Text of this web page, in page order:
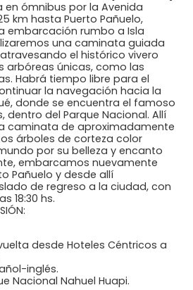
en ómnibus por la Avenida
km hasta Puerto Pañuelo,
embarcación rumbo a Isla
una caminata guiada
el histórico vivero
arbóreas únicas, como las
Habrá tiempo libre para el
la navegación hacia la
donde se encuentra el famoso
dentro del Parque Nacional. Allí
caminata de aproximadamente
árboles de corteza color
por su belleza y encanto
embarcamos nuevamente
Pañuelo y desde allí
de regreso a la ciudad, con
18:30 hs.
desde Hoteles Céntricos a
inglés.
Nacional Nahuel Huapi.